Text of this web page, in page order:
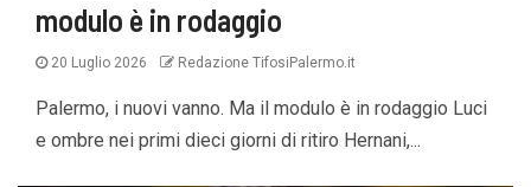
modulo è in rodaggio
20 Luglio 2026 Redazione TifosiPalermo.it
Palermo, i nuovi vanno. Ma il modulo è in rodaggio Luci
e ombre nei primi dieci giorni di ritiro Hernani,...